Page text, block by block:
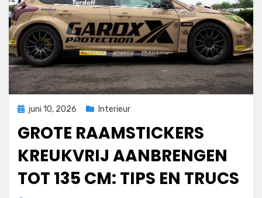
Geplaatst
juni 10, 2026 Interieur
GROTE RAAMSTICKERS
KREUKVRIJ AANBRENGEN
TOT 135 CM: TIPS EN TRUCS